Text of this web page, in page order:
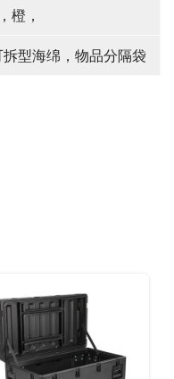
橙，
型海绵，物品分隔袋